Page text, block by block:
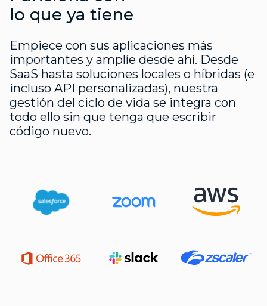
lo que ya tiene
Empiece con sus aplicaciones más
importantes y amplíe desde ahí. Desde
SaaS hasta soluciones locales o híbridas (e
incluso API personalizadas), nuestra
gestión del ciclo de vida se integra con
todo ello sin que tenga que escribir
código nuevo.